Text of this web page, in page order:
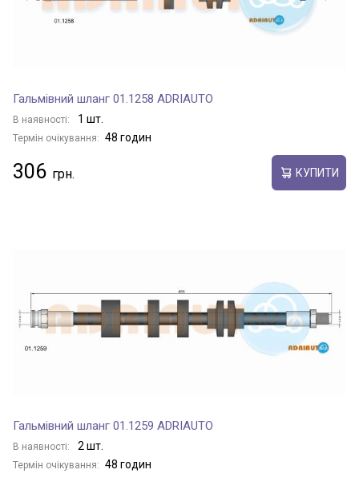
Гальмівний шланг 01.1258 ADRIAUTO
В наявності: 1 шт.
Термін очікування: 48 годин
306 КУПИТИ
Гальмівний шланг 01.1259 ADRIAUTO
В наявності: 2 шт.
Термін очікування: 48 годин